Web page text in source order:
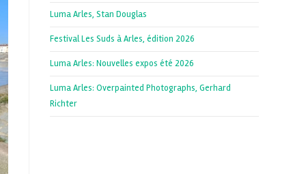
Luma Arles, Stan Douglas
Festival Les Suds à Arles, édition 2026
Luma Arles: Nouvelles expos été 2026
Luma Arles: Overpainted Photographs, Gerhard
Richter